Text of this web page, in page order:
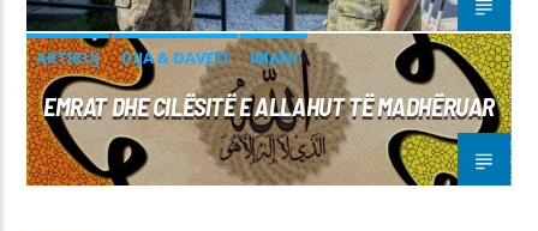
ARTIKUJ DIJA & DAVETI IMANI
EMRAT DHE CILËSITË E ALLAHUT TË MADHËRUAR